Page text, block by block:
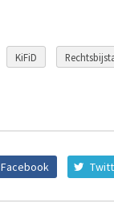
KiFiD
Facebook